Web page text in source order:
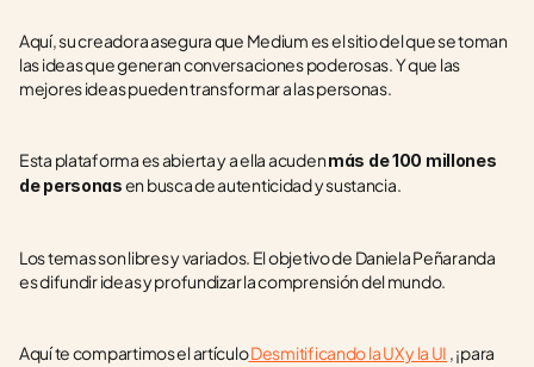
Aquí, su creadora asegura que Medium es el sitio del que se toman
las ideas que generan conversaciones poderosas. Y que las
mejores ideas pueden transformar a las personas.
Esta plataforma es abierta y a ella acuden más de 100 millones
de personas en busca de autenticidad y sustancia.
Los temas son libres y variados. El objetivo de Daniela Peñaranda
es difundir ideas y profundizar la comprensión del mundo.
Aquí te compartimos el artículo Desmitificando la UX y la UI , ¡para